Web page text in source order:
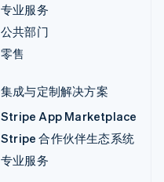
专业服务
公共部门
零售
集成与定制解决方案
Stripe App Marketplace
Stripe 合作伙伴生态系统
专业服务